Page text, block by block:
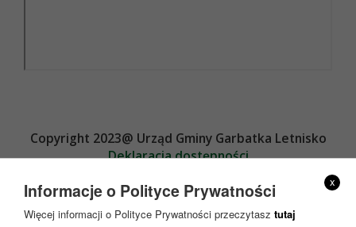
Copyright 2023@ Urząd Gminy Garbatka Letnisko
Deklaracja dostępności
x
Informacje o Polityce Prywatności
Więcej informacji o Polityce Prywatności przeczytasz tutaj